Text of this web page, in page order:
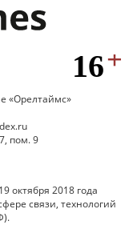
«Орелтаймс»
пом. 9
октября 2018 года
связи, технологий